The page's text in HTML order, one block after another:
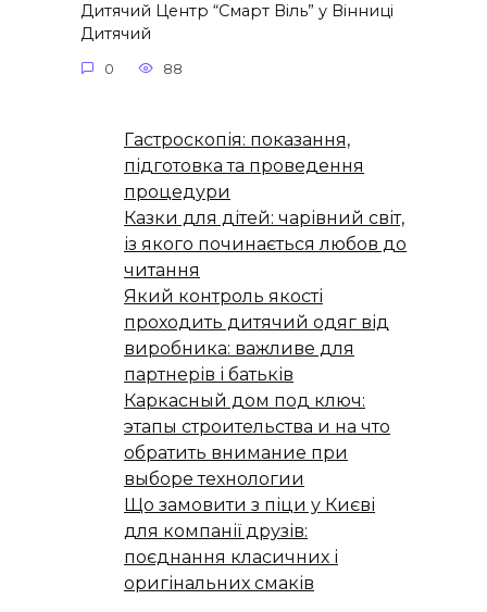
Дитячий Центр “Смарт Віль” у Вінниці
Дитячий
0 88
Гастроскопія: показання,
підготовка та проведення
процедури
Казки для дітей: чарівний світ,
із якого починається любов до
читання
Який контроль якості
проходить дитячий одяг від
виробника: важливе для
партнерів і батьків
Каркасный дом под ключ:
этапы строительства и на что
обратить внимание при
выборе технологии
Що замовити з піци у Києві
для компанії друзів:
поєднання класичних і
оригінальних смаків